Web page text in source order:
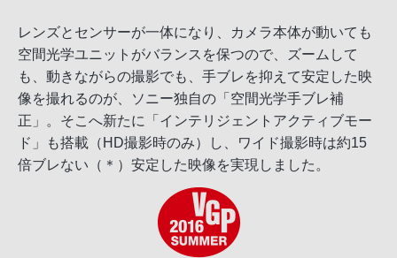
レンズとセンサーが一体になり、カメラ本体が動いても
空間光学ユニットがバランスを保つので、ズームして
も、動きながらの撮影でも、手ブレを抑えて安定した映
像を撮れるのが、ソニー独自の「空間光学手ブレ補
正」。そこへ新たに「インテリジェントアクティブモー
ド」も搭載（HD撮影時のみ）し、ワイド撮影時は約15
倍ブレない（＊）安定した映像を実現しました。